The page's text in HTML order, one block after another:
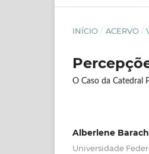
INÍCIO / ACERVO /
O Caso da Catedral
Alberlene
Universidade